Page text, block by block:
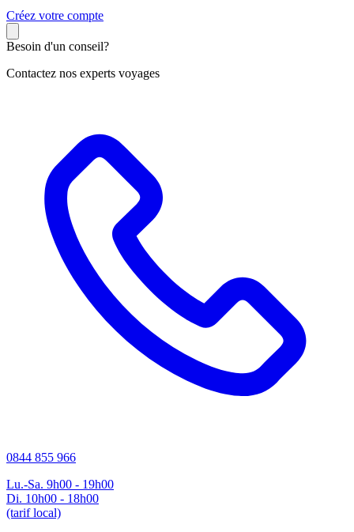
Créez votre compte
Besoin d'un conseil?
Contactez nos experts voyages
0844 855 966
Lu.-Sa. 9h00 - 19h00
Di. 10h00 - 18h00
(tarif local)